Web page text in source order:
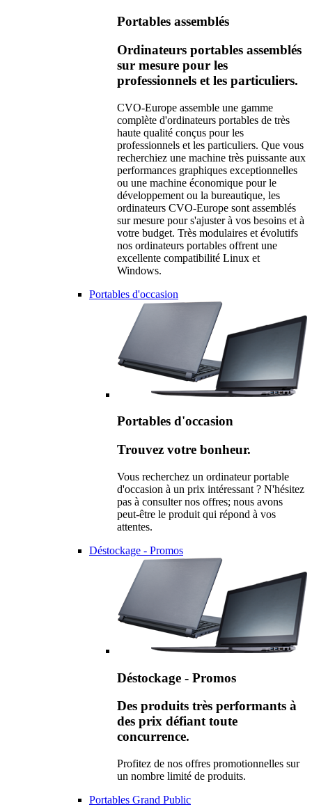
Portables assemblés
Ordinateurs portables assemblés
sur mesure pour les
professionnels et les particuliers.
CVO-Europe assemble une gamme
complète d'ordinateurs portables de très
haute qualité conçus pour les
professionnels et les particuliers. Que vous
recherchiez une machine très puissante aux
performances graphiques exceptionnelles
ou une machine économique pour le
développement ou la bureautique, les
ordinateurs CVO-Europe sont assemblés
sur mesure pour s'ajuster à vos besoins et à
votre budget. Très modulaires et évolutifs
nos ordinateurs portables offrent une
excellente compatibilité Linux et
Windows.
Portables d'occasion
Portables d'occasion
Trouvez votre bonheur.
Vous recherchez un ordinateur portable
d'occasion à un prix intéressant ? N'hésitez
pas à consulter nos offres; nous avons
peut-être le produit qui répond à vos
attentes.
Déstockage - Promos
Déstockage - Promos
Des produits très performants à
des prix défiant toute
concurrence.
Profitez de nos offres promotionnelles sur
un nombre limité de produits.
Portables Grand Public